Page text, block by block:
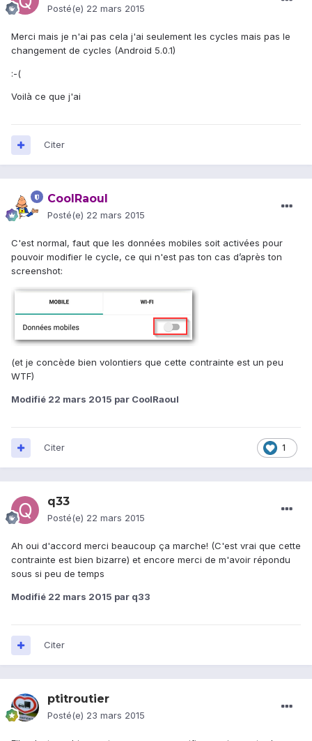
Posté(e) 22 mars 2015
Merci mais je n'ai pas cela j'ai seulement les cycles mais pas le
changement de cycles (Android 5.0.1)
:-(
Voilà ce que j'ai
Citer
CoolRaoul
Posté(e) 22 mars 2015
C'est normal, faut que les données mobiles soit activées pour
pouvoir modifier le cycle, ce qui n'est pas ton cas d’après ton
screenshot:
(et je concède bien volontiers que cette contrainte est un peu
WTF)
Modifié 22 mars 2015 par CoolRaoul
1
Citer
q33
Posté(e) 22 mars 2015
Ah oui d'accord merci beaucoup ça marche! (C'est vrai que cette
contrainte est bien bizarre) et encore merci de m'avoir répondu
sous si peu de temps
Modifié 22 mars 2015 par q33
Citer
ptitroutier
Posté(e) 23 mars 2015